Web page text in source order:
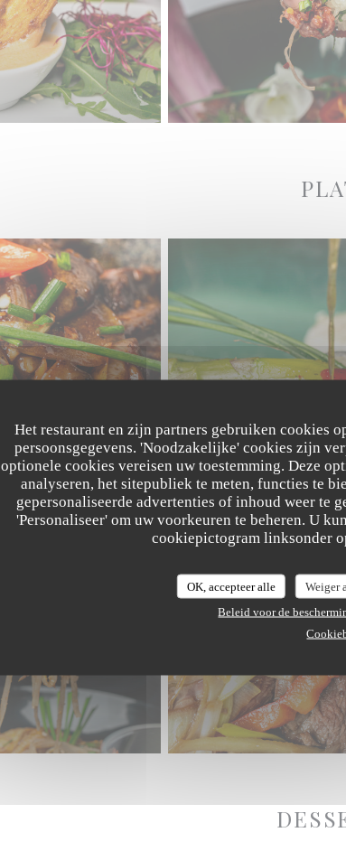
Het restaurant en zijn partners gebruiken cookies
persoonsgegevens. 'Noodzakelijke' cookies zijn
optionele cookies vereisen uw toestemming. Deze
analyseren, het sitepubliek te meten, functies te
gepersonaliseerde advertenties of inhoud weer te
'Personaliseer' om uw voorkeuren te beheren. U
cookiepictogram linksonder
OK, accepteer alle Weiger
Beleid voor de